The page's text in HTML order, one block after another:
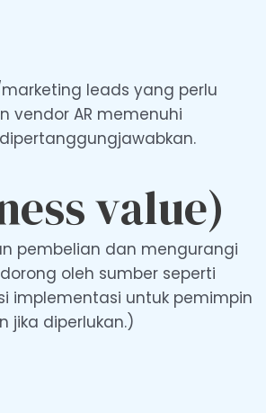
leads yang perlu
vendor AR memenuhi
value)
pembelian dan mengurangi
oleh sumber seperti
implementasi untuk pemimpin
jika diperlukan.)